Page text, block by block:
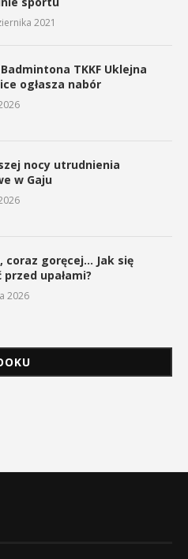
2021
TKKF Uklejna
ogłasza nabór
nocy utrudnienia
w Gaju
coraz goręcej… Jak się
przed upałami?
2026